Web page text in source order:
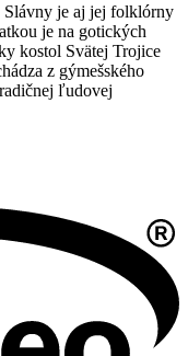
Slávny je aj jej folklórny
je na gotických
kostol Svätej Trojice
z gýmešského
ľudovej